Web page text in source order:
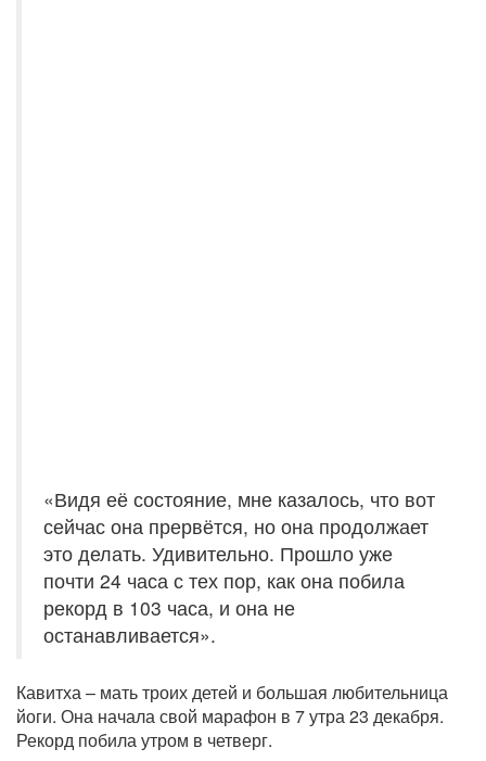
«Видя её состояние, мне казалось, что вот
сейчас она прервётся, но она продолжает
это делать. Удивительно. Прошло уже
почти 24 часа с тех пор, как она побила
рекорд в 103 часа, и она не
останавливается».
Кавитха – мать троих детей и большая любительница
йоги. Она начала свой марафон в 7 утра 23 декабря.
Рекорд побила утром в четверг.